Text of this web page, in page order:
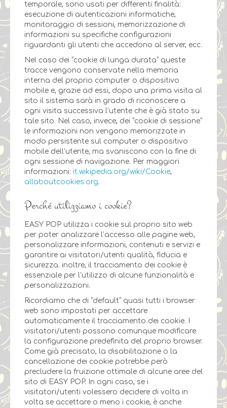
temporale, sono usati per differenti finalità:
esecuzione di autenticazioni informatiche,
monitoraggio di sessioni, memorizzazione di
informazioni su specifiche configurazioni
riguardanti gli utenti che accedono al server, ecc.
Nel caso dei “cookie di lunga durata” queste
tracce vengono conservate nella memoria
interna del proprio computer o dispositivo
mobile e, grazie ad essi, dopo una prima visita al
sito il sistema sarà in grado di riconoscere a
ogni visita successiva l’utente che è già stato su
tale sito. Nel caso, invece, dei “cookie di sessione”
le informazioni non vengono memorizzate in
modo persistente sul computer o dispositivo
mobile dell’utente, ma svaniscono con la fine di
ogni sessione di navigazione. Per maggiori
informazioni: it.wikipedia.org/wiki/Cookie,
allaboutcookies.org.
Perché utilizziamo i cookie?
EASY POP utilizza i cookie sul proprio sito web
per poter analizzare l’accesso alle pagine web,
personalizzare informazioni, contenuti e servizi e
garantire ai visitatori/utenti qualità, fiducia e
sicurezza. inoltre, il tracciamento dei cookie è
essenziale per l’utilizzo di alcune funzionalità e
personalizzazioni.
Ricordiamo che di “default” quasi tutti i browser
web sono impostati per accettare
automaticamente il tracciamento dei cookie. I
visitatori/utenti possono comunque modificare
la configurazione predefinita del proprio browser.
Come già precisato, la disabilitazione o la
cancellazione dei cookie potrebbe però
precludere la fruizione ottimale di alcune aree del
sito di EASY POP. In ogni caso, se i
visitatori/utenti volessero decidere di volta in
volta se accettare o meno i cookie, è anche